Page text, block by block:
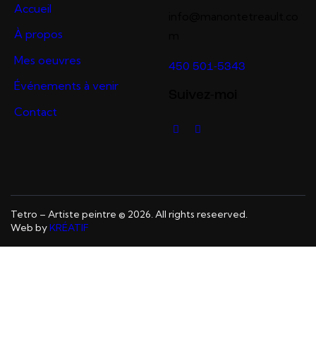
Accueil
À propos
Mes oeuvres
Événements à venir
Contact
450 501-5343
Tetro – Artiste peintre © 2026. All rights reseerved.
Web byKRÉATIF